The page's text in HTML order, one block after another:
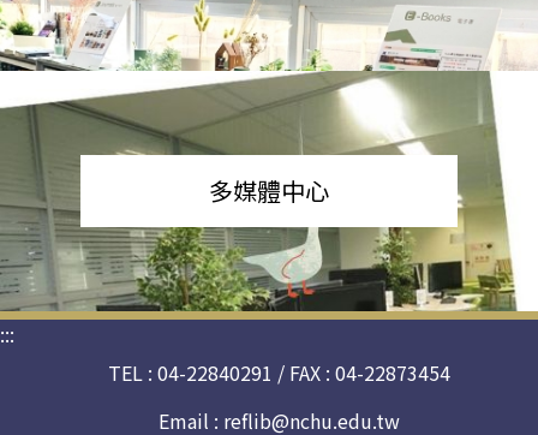
多媒體中心
:::
TEL : 04-22840291 / FAX : 04-22873454
Email : reflib@nchu.edu.tw